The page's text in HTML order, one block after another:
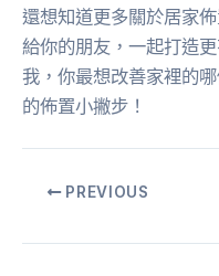
還想知道更多關於居家
給你的朋友，一起打造
我，你最想改善家裡的
的佈置小撇步！
PREVIOUS